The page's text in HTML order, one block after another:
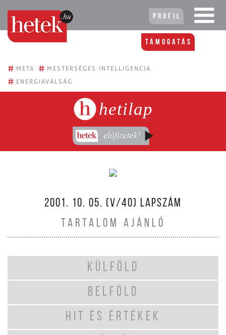
Profil
Támogatás
# META # MESTERSÉGES INTELLIGENCIA
# ENERGIAVÁLSÁG
hetilap
2001. 10. 05. (V/40) LAPSZÁM
TARTALOM AJÁNLÓ
KÜLFÖLD
BELFÖLD
HIT ÉS ÉRTÉKEK